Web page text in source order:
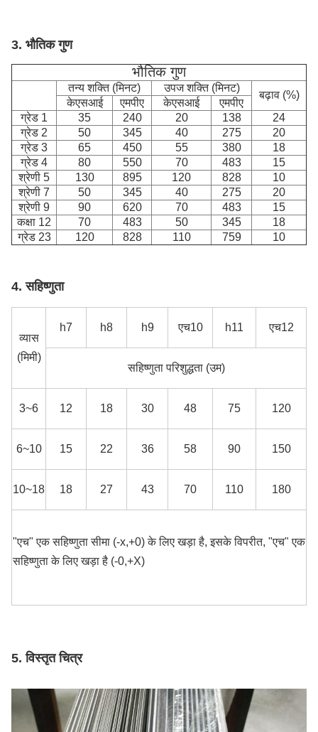
3. भौतिक गुण
भौतिक गुण
तन्य शक्ति (मिनट) उपज शक्ति (मिनट)
बढ़ाव (%)
केएसआई एमपीए केएसआई
एमपीए
ग्रेड 1
35 240 20 138
24
ग्रेड 2
50 345 40 275
20
ग्रेड 3
65 450 55 380
18
ग्रेड 4
80 550 70 483
15
श्रेणी 5
130 895 120 828
10
श्रेणी 7
50 345 40 275
20
श्रेणी 9
90 620 70 483
15
कक्षा 12
70 483 50 345
18
ग्रेड 23
120 828 110 759 10
4. सहिष्णुता
व्यास
(मिमी)
h7 h8 h9 एच10 h11 एच12
सहिष्णुता परिशुद्धता (उम)
3~6 12 18 30 48 75 120
6~10 15 22 36 58 90 150
10~18 18 27 43 70 110 180
"एच" एक सहिष्णुता सीमा (-x,+0) के लिए खड़ा है, इसके विपरीत, "एच" एक
सहिष्णुता के लिए खड़ा है (-0,+X)
5. विस्तृत चित्र